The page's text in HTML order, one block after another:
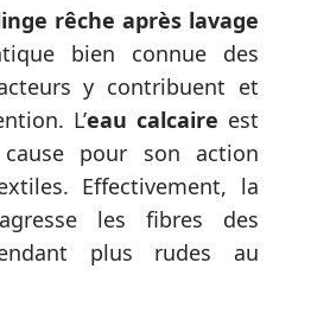
rêche après lavage
bien connue des
y contribuent et
L’eau calcaire est
pour son action
Effectivement, la
les fibres des
plus rudes au